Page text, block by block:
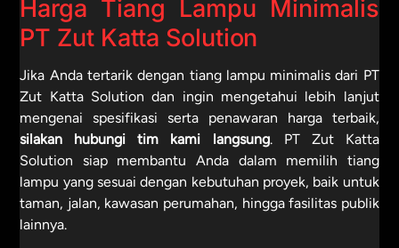
Harga Tiang Lampu Minimalis
PT Zut Katta Solution
Jika Anda tertarik dengan tiang lampu minimalis dari PT
Zut Katta Solution dan ingin mengetahui lebih lanjut
mengenai spesifikasi serta penawaran harga terbaik,
silakan hubungi tim kami langsung. PT Zut Katta
Solution siap membantu Anda dalam memilih tiang
lampu yang sesuai dengan kebutuhan proyek, baik untuk
taman, jalan, kawasan perumahan, hingga fasilitas publik
lainnya.